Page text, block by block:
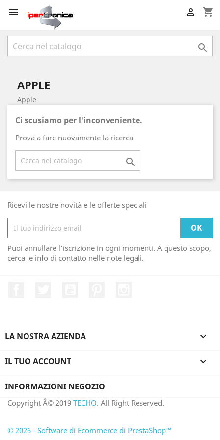
 shopping_cart


APPLE
Apple
Ci scusiamo per l'inconveniente.
Prova a fare nuovamente la ricerca

Ricevi le nostre novità e le offerte speciali
Puoi annullare l'iscrizione in ogni momenti. A questo scopo,
cerca le info di contatto nelle note legali.
LA NOSTRA AZIENDA 
IL TUO ACCOUNT 
INFORMAZIONI NEGOZIO
Copyright Â© 2019 TECHO. All Right Reserved.
© 2026 - Software di Ecommerce di PrestaShop™